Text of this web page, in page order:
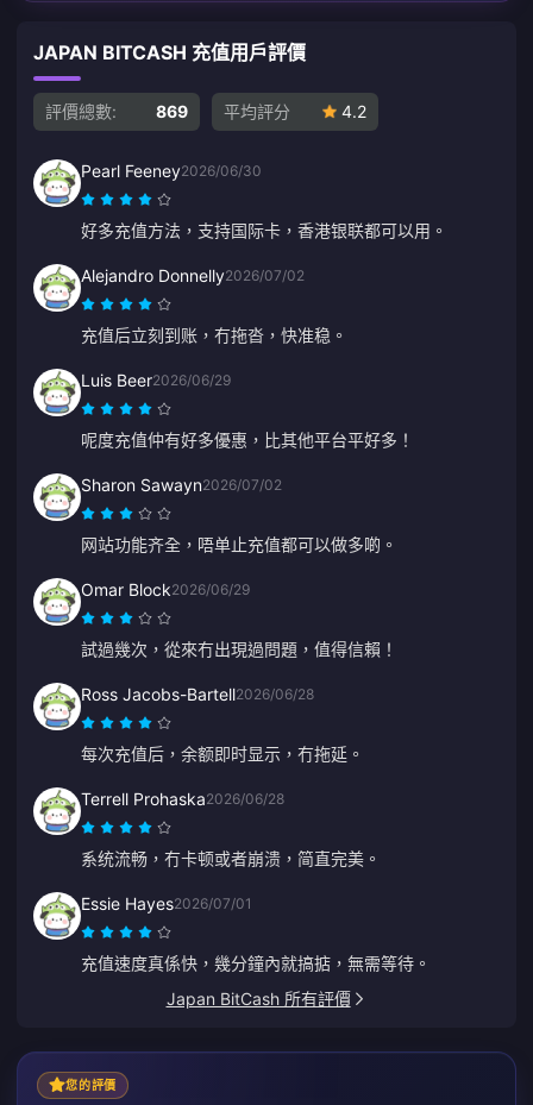
JAPAN BITCASH 充值用戶評價
評價總數: 869 平均評分 4.2
Pearl Feeney2026/06/30
好多充值方法，支持国际卡，香港银联都可以用。
Alejandro Donnelly2026/07/02
充值后立刻到账，冇拖沓，快准稳。
Luis Beer2026/06/29
呢度充值仲有好多優惠，比其他平台平好多！
Sharon Sawayn2026/07/02
网站功能齐全，唔单止充值都可以做多啲。
Omar Block2026/06/29
試過幾次，從來冇出現過問題，值得信賴！
Ross Jacobs-Bartell2026/06/28
每次充值后，余额即时显示，冇拖延。
Terrell Prohaska2026/06/28
系统流畅，冇卡顿或者崩溃，简直完美。
Essie Hayes2026/07/01
充值速度真係快，幾分鐘內就搞掂，無需等待。
Japan BitCash 所有評價
您的評價